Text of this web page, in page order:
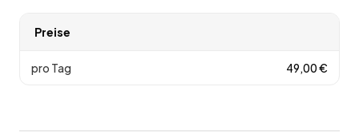
Preise
pro Tag 49,00€